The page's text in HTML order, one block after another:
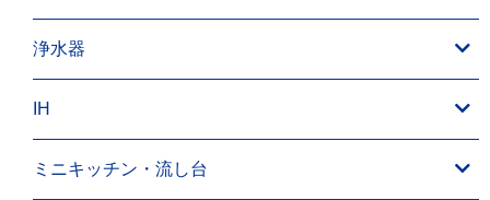
浄水器
IH
ミニキッチン・流し台